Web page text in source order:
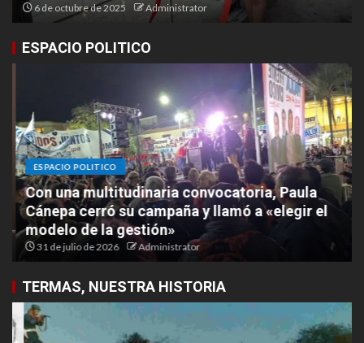
6 de octubre de 2025 Administrator
ESPACIO POLITICO
ESPACIO POLITICO
Con una multitudinaria convocatoria, Paula
Cánepa cerró su campaña y llamó a «elegir el
modelo de la gestión»
31 de julio de 2026 Administrator
TERMAS, NUESTRA HISTORIA